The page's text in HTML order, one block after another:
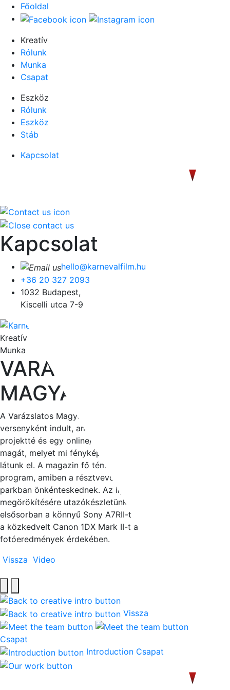
Főoldal
Kreatív
Rólunk
Munka
Csapat
Eszköz
Rólunk
Eszköz
Stáb
Kapcsolat
Kapcsolat
hello@karnevalfilm.hu
+36 20 327 2093
1032 Budapest,
Kiscelli utca 7-9
Kreatív
Munka
VARÁZSLATOS
MAGYARORSZÁG
A Varázslatos Magyarország egy természetfotós
versenyként indult, ami mostanra egy környezetvédő
projektté és egy online/nyomtatott magazinná nőtte ki
magát, melyet mi fényképes- és videótartalommal
látunk el. A magazin fő témája egy természetaktivista
program, amiben a résztvevők 10 magyar nemzeti
parkban önkénteskednek. Az ilyen jellegű események
megörökítésére utazókészletünket használjuk,
elsősorban a könnyű Sony A7RII-t egy DJI Ronin S-n és
a közkedvelt Canon 1DX Mark II-t a legjobb
fotóeredmények érdekében.
Vissza Video
Vissza
Csapat
Introduction Csapat